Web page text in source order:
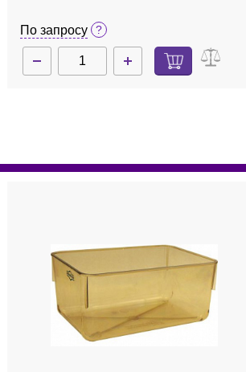
По запросу
Нет в наличии